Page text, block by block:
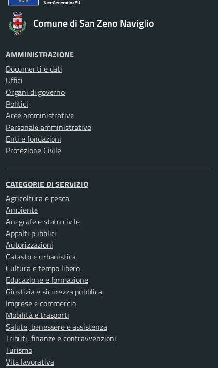
Comune di San Zeno Naviglio
AMMINISTRAZIONE
Documenti e dati
Uffici
Organi di governo
Politici
Aree amministrative
Personale amministrativo
Enti e fondazioni
Protezione Civile
CATEGORIE DI SERVIZIO
Agricoltura e pesca
Ambiente
Anagrafe e stato civile
Appalti pubblici
Autorizzazioni
Catasto e urbanistica
Cultura e tempo libero
Educazione e formazione
Giustizia e sicurezza pubblica
Imprese e commercio
Mobilità e trasporti
Salute, benessere e assistenza
Tributi, finanze e contravvenzioni
Turismo
Vita lavorativa